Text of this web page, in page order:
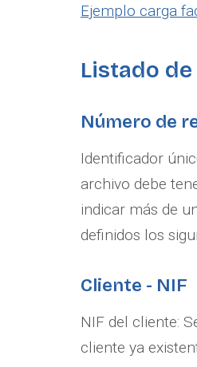
Ejemplo carga
Listado
Número de
Identificador
archivo debe
indicar más de
definidos los
Cliente - NIF
NIF del cliente:
cliente ya